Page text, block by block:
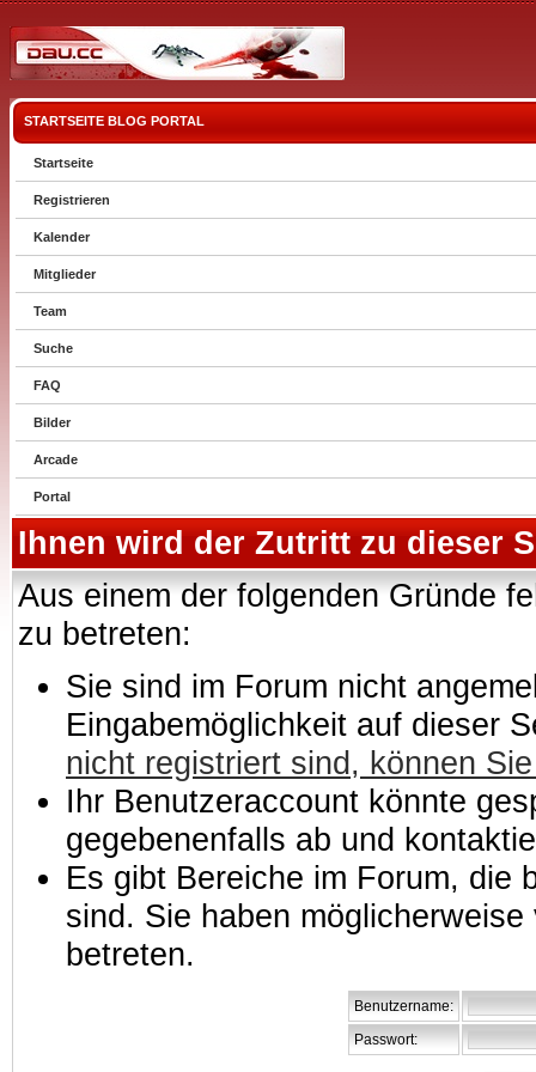
STARTSEITE BLOG PORTAL
Startseite
Registrieren
Kalender
Mitglieder
Team
Suche
FAQ
Bilder
Arcade
Portal
Ihnen wird der Zutritt zu dieser
Aus einem der folgenden Gründe
zu betreten:
Sie sind im Forum nicht
Eingabemöglichkeit auf dieser
nicht registriert sind, können
Ihr Benutzeraccount könnte
gegebenenfalls ab und
Es gibt Bereiche im Forum, die
sind. Sie haben
betreten.
Benutzername:
Passwort: